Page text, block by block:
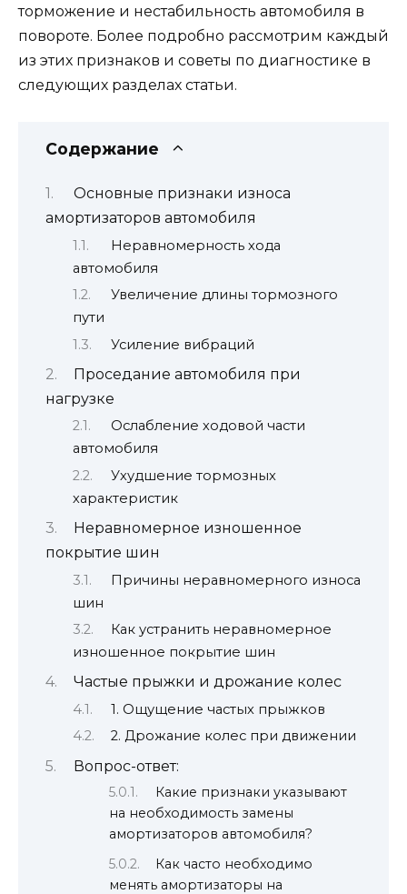
торможение и нестабильность автомобиля в
повороте. Более подробно рассмотрим каждый
из этих признаков и советы по диагностике в
следующих разделах статьи.
Содержание
Основные признаки износа
амортизаторов автомобиля
Неравномерность хода
автомобиля
Увеличение длины тормозного
пути
Усиление вибраций
Проседание автомобиля при
нагрузке
Ослабление ходовой части
автомобиля
Ухудшение тормозных
характеристик
Неравномерное изношенное
покрытие шин
Причины неравномерного износа
шин
Как устранить неравномерное
изношенное покрытие шин
Частые прыжки и дрожание колес
1. Ощущение частых прыжков
2. Дрожание колес при движении
Вопрос-ответ:
Какие признаки указывают
на необходимость замены
амортизаторов автомобиля?
Как часто необходимо
менять амортизаторы на